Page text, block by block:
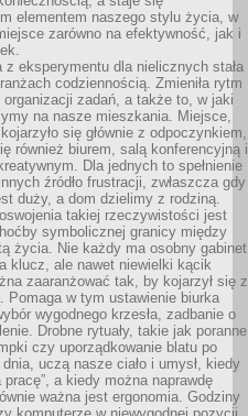
elementem naszego stylu życia, w
zarówno na efektywność, jak i
z eksperymentu dla nielicznych stała
codziennością. Zmieniła rytm
organizacji zadań, a także to, w jaki
na nasze mieszkania. Miejsce,
się głównie z odpoczynkiem,
również biurem, salą konferencyjną i
Dla jednych to spełnienie
źródło frustracji, zwłaszcza gdy
duży, a dom dzielimy z rodziną.
takiej rzeczywistości jest
symbolicznej granicy między
życia. Nie każdy ma osobny gabinet
klucz, ale nawet niewielki kącik
zaaranżować tak, by kojarzył się z
Pomaga w tym ustawienie biurka
wygodnego krzesła, zadbanie o
Drobne rytuały, takie jak poranne
czy uporządkowanie blatu po
uczą nasze ciało i umysł, kiedy
pracę”, a kiedy można naprawdę
ważna jest ergonomia. Godziny